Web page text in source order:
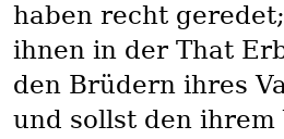
haben recht
ihnen in der That
den Brüdern ihres
und sollst den ihrem